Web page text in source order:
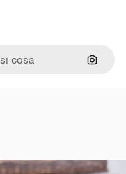
Cerca